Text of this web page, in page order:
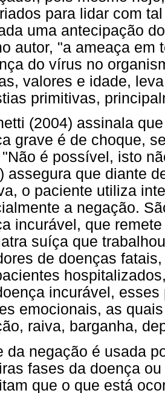
para lidar com
uma antecipação
autor, "a ameaça em
do vírus no
valores e idade,
primitivas,
(2004) assinala
grave é de choque,
é possível, isto
assegura que diante
o paciente utiliza
a negação.
incurável, que
suíça que
de doenças
incurável,
emocionais, as
raiva, barganha,
da negação é usada
fases da doença
que o que está